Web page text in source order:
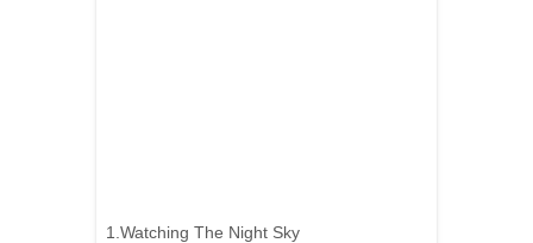
1.Watching The Night Sky